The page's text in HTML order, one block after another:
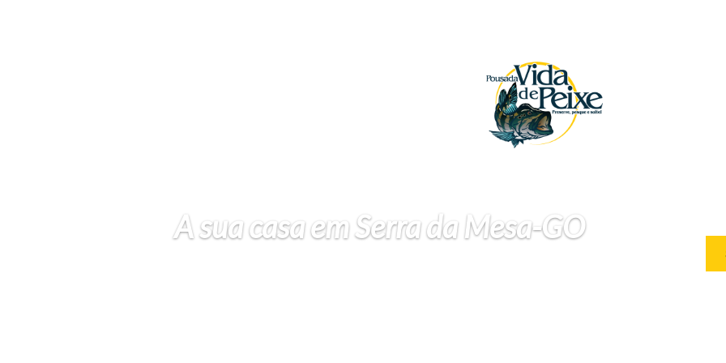
A sua casa em Serra da Mesa-GO